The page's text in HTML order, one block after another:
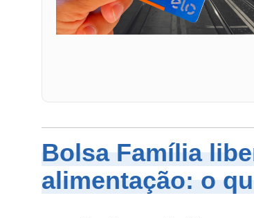
Bolsa Família
alimentação: o